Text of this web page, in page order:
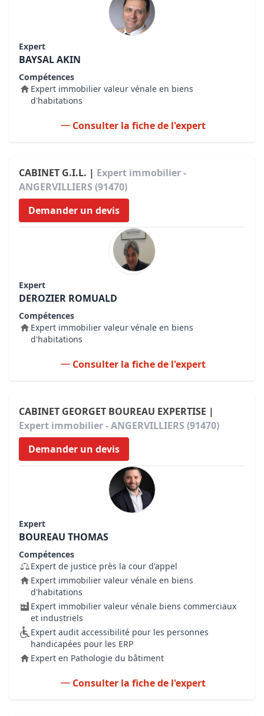
Expert
BAYSAL AKIN
Compétences
Expert immobilier valeur vénale en biens
d'habitations
Consulter la fiche de l'expert
CABINET G.I.L. | Expert immobilier -
ANGERVILLIERS (91470)
Demander un devis
Expert
DEROZIER ROMUALD
Compétences
Expert immobilier valeur vénale en biens
d'habitations
Consulter la fiche de l'expert
CABINET GEORGET BOUREAU EXPERTISE |
Expert immobilier - ANGERVILLIERS (91470)
Demander un devis
Expert
BOUREAU THOMAS
Compétences
Expert de justice près la cour d'appel
Expert immobilier valeur vénale en biens
d'habitations
Expert immobilier valeur vénale biens commerciaux
et industriels
Expert audit accessibilité pour les personnes
handicapées pour les ERP
Expert en Pathologie du bâtiment
Consulter la fiche de l'expert